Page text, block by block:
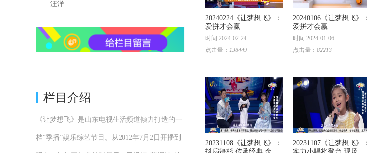
20240224《让梦想飞》：
爱拼才会赢
时间 2024-02-24
点击量： 138449
20240106《让梦想飞》：
爱拼才会赢
时间 2024-01-06
点击量： 82213
20231108《让梦想飞》：
抖扇舞杉 传承经典 余音
20231107《让梦想飞》：
实力小唱将登台 现场带
汪洋
栏目介绍
《让梦想飞》是山东电视生活频道倾力打造的一
档“季播”娱乐综艺节目。从2012年7月2日开播到